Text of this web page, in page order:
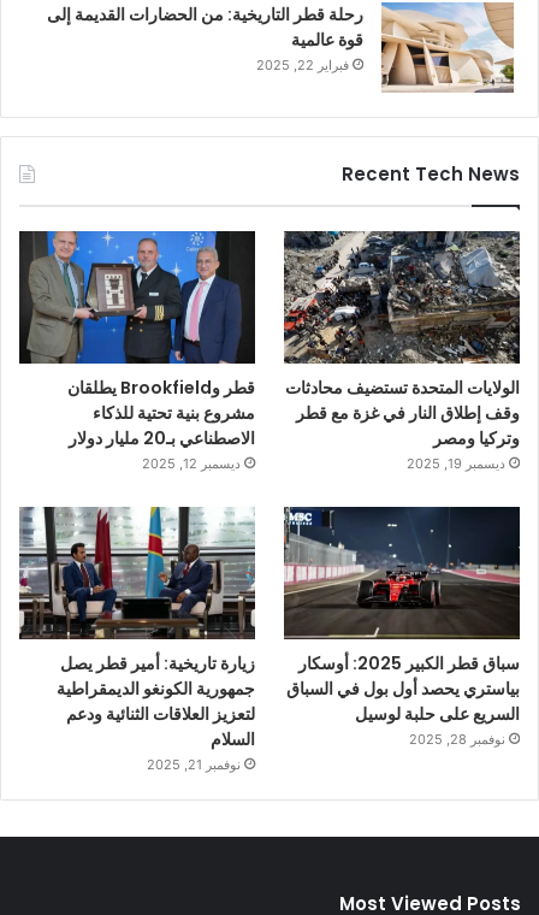
رحلة قطر التاريخية: من الحضارات القديمة إلى
قوة عالمية
فبراير 22, 2025
Recent Tech News
الولايات المتحدة تستضيف محادثات
وقف إطلاق النار في غزة مع قطر
وتركيا ومصر
ديسمبر 19, 2025
قطر وBrookfield يطلقان
مشروع بنية تحتية للذكاء
الاصطناعي بـ20 مليار دولار
ديسمبر 12, 2025
سباق قطر الكبير 2025: أوسكار
بياستري يحصد أول بول في السباق
السريع على حلبة لوسيل
نوفمبر 28, 2025
زيارة تاريخية: أمير قطر يصل
جمهورية الكونغو الديمقراطية
لتعزيز العلاقات الثنائية ودعم
السلام
نوفمبر 21, 2025
Most Viewed Posts